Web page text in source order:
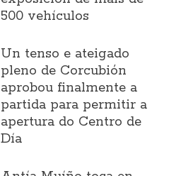
500 vehículos
Un tenso e ateigado
pleno de Corcubión
aprobou finalmente a
partida para permitir a
apertura do Centro de
Día